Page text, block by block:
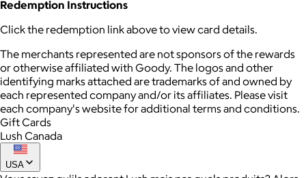
Redemption Instructions
Click the redemption link above to view card details.
The merchants represented are not sponsors of the rewards
or otherwise affiliated with Goody. The logos and other
identifying marks attached are trademarks of and owned by
each represented company and/or its affiliates. Please visit
each company's website for additional terms and conditions.
Gift Cards
Lush Canada
USA